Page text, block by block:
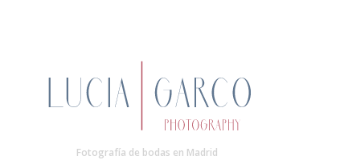
Fotografía de bodas en Madrid